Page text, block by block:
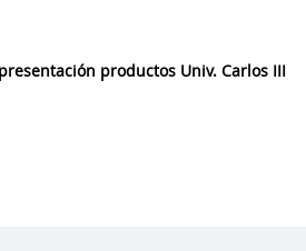
productos Univ. Carlos III